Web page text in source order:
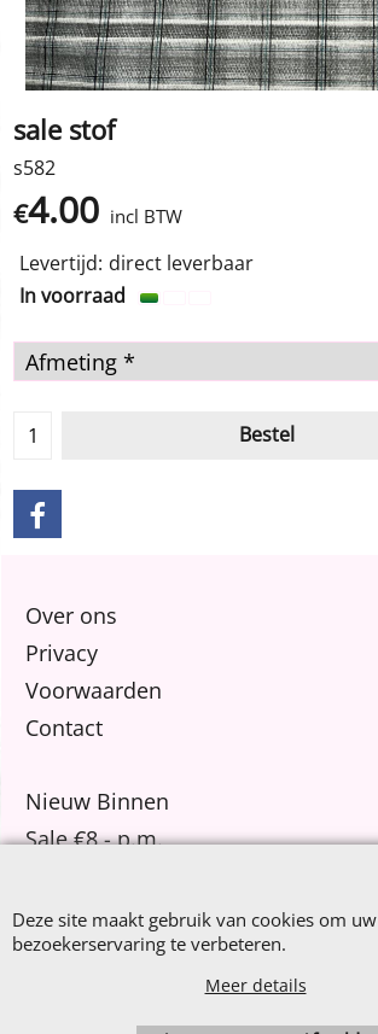
sale stof
s582
€4.00 incl BTW
Levertijd: direct leverbaar
In voorraad
Bestel
Over ons
Privacy
Voorwaarden
Contact
Nieuw Binnen
Sale €8,- p.m.
software.
Deze site maakt gebruik van cookies om uw
bezoekerservaring te verbeteren.
Meer details